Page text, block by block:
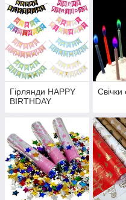
Гірлянди HAPPY
BIRTHDAY
Свічки